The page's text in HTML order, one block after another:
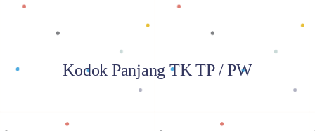
Kodok Panjang TK TP / PW